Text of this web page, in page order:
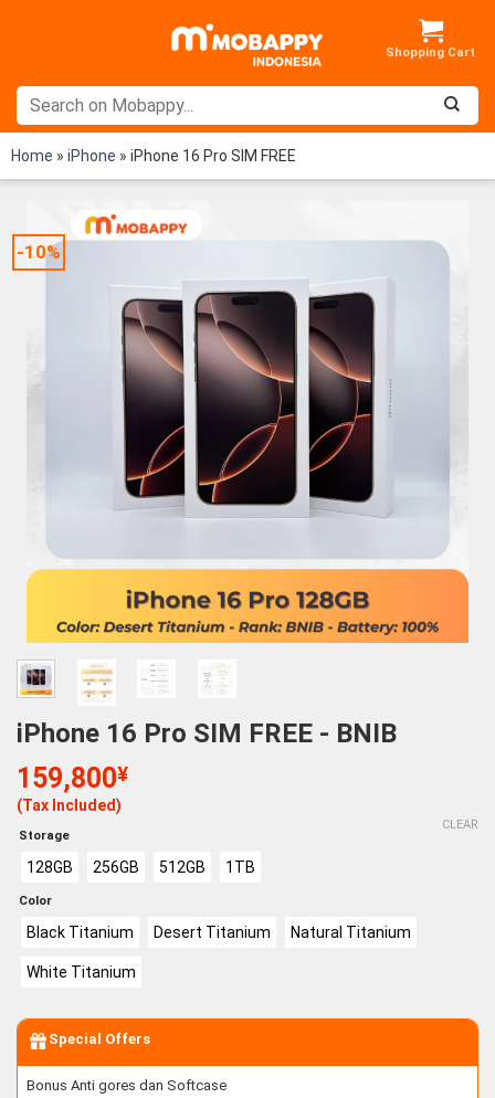
Home » iPhone » iPhone 16 Pro SIM FREE
-10%
iPhone 16 Pro SIM FREE - BNIB
159,800¥
(Tax Included)
Storage
128GB 256GB 512GB 1TB
Color
Black Titanium Desert Titanium Natural Titanium
White Titanium
CLEAR
Special Offers
Bonus Anti gores dan Softcase